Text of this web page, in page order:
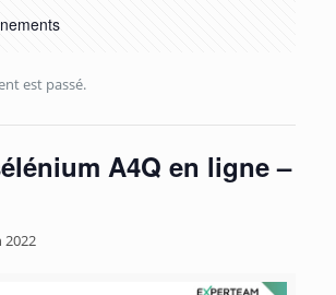
est passé.
A4Q en ligne –
2022